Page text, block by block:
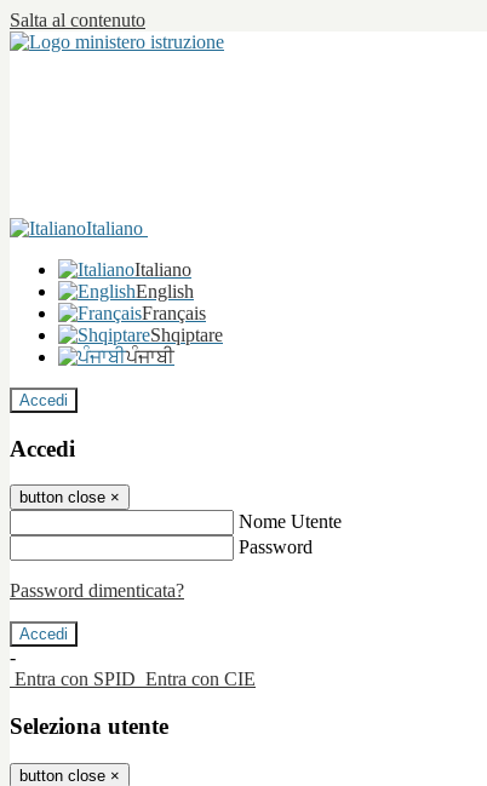
Salta al contenuto
Italiano
Italiano
English
Français
Shqiptare
ਪੰਜਾਬੀ
Accedi
Accedi
button close ×
Nome Utente
Password
Password dimenticata?
-
Entra con SPID Entra con CIE
Seleziona utente
button close ×